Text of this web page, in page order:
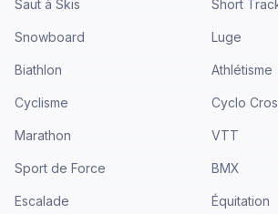
Saut à Skis Short
Snowboard Luge
Biathlon Athlétisme
Cyclisme Cyclo
Marathon VTT
Sport de Force BMX
Escalade Équitation